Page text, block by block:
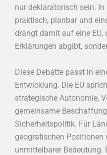
nur deklaratorisch sein.
praktisch, planbar und
drängt damit auf eine
Erklärungen abgibt,
Diese Debatte passt in
Entwicklung. Die EU
strategische Autonomie,
gemeinsame
Sicherheitspolitik. Für
geografischen Positionen
unmittelbarer Bedeutung.